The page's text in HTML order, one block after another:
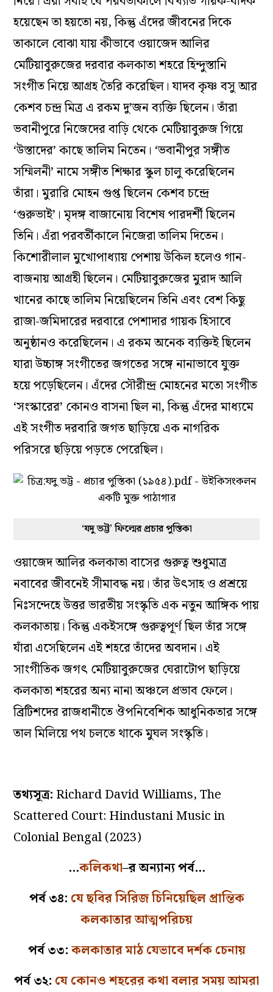
হয়েছেন তা হয়তো নয়, কিন্তু এঁদের জীবনের দিকে
তাকালে বোঝা যায় কীভাবে ওয়াজেদ আলির
মেটিয়াবুরুজের দরবার কলকাতা শহরে হিন্দুস্তানি
সংগীত নিয়ে আগ্রহ তৈরি করেছিল। যাদব কৃষ্ণ বসু আর
কেশব চন্দ্র মিত্র এ রকম দু’জন ব্যক্তি ছিলেন। তাঁরা
ভবানীপুরে নিজেদের বাড়ি থেকে মেটিয়াবুরুজ গিয়ে
‘উস্তাদের’ কাছে তালিম নিতেন। ‘ভবানীপুর সঙ্গীত
সম্মিলনী’ নামে সঙ্গীত শিক্ষার স্কুল চালু করেছিলেন
তাঁরা। মুরারি মোহন গুপ্ত ছিলেন কেশব চন্দ্রে
‘গুরুভাই’। মৃদঙ্গ বাজানোয় বিশেষ পারদর্শী ছিলেন
তিনি। এঁরা পরবর্তীকালে নিজেরা তালিম দিতেন।
কিশোরীলাল মুখোপাধ্যায় পেশায় উকিল হলেও গান-
বাজনায় আগ্রহী ছিলেন। মেটিয়াবুরুজের মুরাদ আলি
খানের কাছে তালিম নিয়েছিলেন তিনি এবং বেশ কিছু
রাজা-জমিদারের দরবারে পেশাদার গায়ক হিসাবে
অনুষ্ঠানও করেছিলেন। এ রকম অনেক ব্যক্তিই ছিলেন
যারা উচ্চাঙ্গ সংগীতের জগতের সঙ্গে নানাভাবে যুক্ত
হয়ে পড়েছিলেন। এঁদের সৌরীন্দ্র মোহনের মতো সংগীত
‘সংস্কারের’ কোনও বাসনা ছিল না, কিন্তু এঁদের মাধ্যমে
এই সংগীত দরবারি জগত ছাড়িয়ে এক নাগরিক
পরিসরে ছড়িয়ে পড়তে পেরেছিল।
‘যদু ভট্ট’ ফিল্মের প্রচার পুস্তিকা
ওয়াজেদ আলির কলকাতা বাসের গুরুত্ব শুধুমাত্র
নবাবের জীবনেই সীমাবদ্ধ নয়। তাঁর উৎসাহ ও প্রশ্রয়ে
নিঃসন্দেহে উত্তর ভারতীয় সংস্কৃতি এক নতুন আঙ্গিক পায়
কলকাতায়। কিন্তু একইসঙ্গে গুরুত্বপূর্ণ ছিল তাঁর সঙ্গে
যাঁরা এসেছিলেন এই শহরে তাঁদের অবদান। এই
সাংগীতিক জগৎ মেটিয়াবুরুজের ঘেরাটোপ ছাড়িয়ে
কলকাতা শহরের অন্য নানা অঞ্চলে প্রভাব ফেলে।
ব্রিটিশদের রাজধানীতে ঔপনিবেশিক আধুনিকতার সঙ্গে
তাল মিলিয়ে পথ চলতে থাকে মুঘল সংস্কৃতি।
তথ্যসূত্র: Richard David Williams,The
Scattered Court: Hindustani Music in
Colonial Bengal(2023)
…কলিকথা–র অন্যান্য পর্ব…
পর্ব ৩৪: যে ছবির সিরিজ চিনিয়েছিল প্রান্তিক
কলকাতার আত্মপরিচয়
পর্ব ৩৩:কলকাতার মাঠ যেভাবে দর্শক চেনায়
পর্ব ৩২: যে কোনও শহরের কথা বলার সময় আমরা